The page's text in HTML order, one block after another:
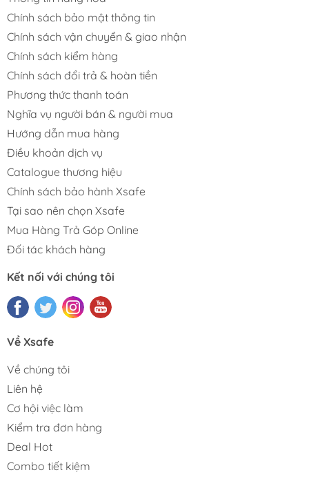
Chính sách bảo mật thông tin
Chính sách vận chuyển & giao nhận
Chính sách kiểm hàng
Chính sách đổi trả & hoàn tiền
Phương thức thanh toán
Nghĩa vụ người bán & người mua
Hướng dẫn mua hàng
Điều khoản dịch vụ
Catalogue thương hiệu
Chính sách bảo hành Xsafe
Tại sao nên chọn Xsafe
Mua Hàng Trả Góp Online
Đối tác khách hàng
Kết nối với chúng tôi
Về Xsafe
Về chúng tôi
Liên hệ
Cơ hội việc làm
Kiểm tra đơn hàng
Deal Hot
Combo tiết kiệm